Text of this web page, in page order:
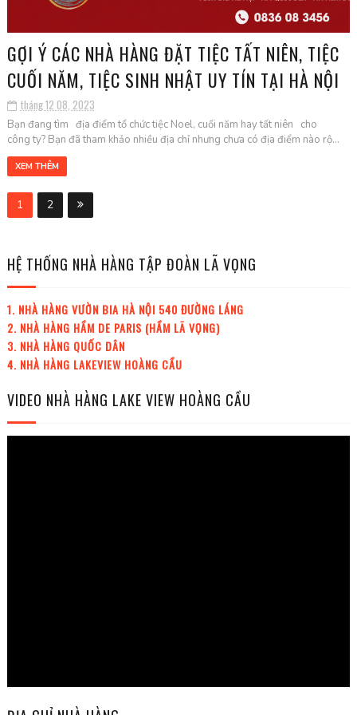
GỢI Ý CÁC NHÀ HÀNG ĐẶT TIỆC TẤT NIÊN, TIỆC
CUỐI NĂM, TIỆC SINH NHẬT UY TÍN TẠI HÀ NỘI
tháng 12 08, 2023
Bạn đang tìm địa điểm tổ chức tiệc Noel, cuối năm hay tất niên cho
công ty? Bạn đã tham khảo nhiều địa chỉ nhưng chưa có địa điểm nào rộ...
XEM THÊM
1 2
HỆ THỐNG NHÀ HÀNG TẬP ĐOÀN LÃ VỌNG
1. NHÀ HÀNG VƯỜN BIA HÀ NỘI 540 ĐƯỜNG LÁNG
2. NHÀ HÀNG HẦM DE PARIS (HẦM LÃ VỌNG)
3. NHÀ HÀNG QUỐC DÂN
4. NHÀ HÀNG LAKEVIEW HOÀNG CẦU
VIDEO NHÀ HÀNG LAKE VIEW HOÀNG CẦU